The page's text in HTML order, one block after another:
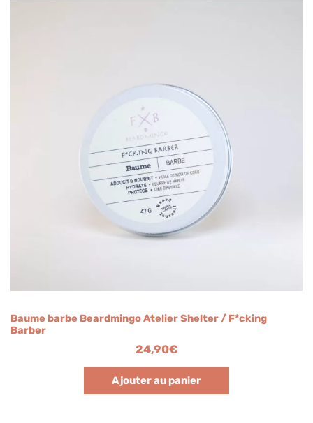
Baume barbe Beardmingo Atelier Shelter / F*cking
Barber
24,90€
Ajouter au panier